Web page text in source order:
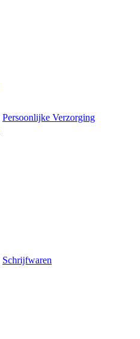
Persoonlijke Verzorging
Schrijfwaren